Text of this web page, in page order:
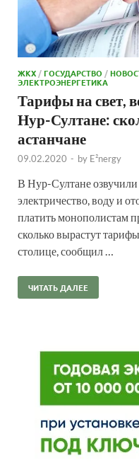
ЖКХ/ГОСУДАРСТВО /
ЭЛЕКТРОЭНЕРГЕТИКА
Тарифы на свет,
Нур-Султане:
астанчане
09.02.2020 - by E²nergy
В Нур-Султане
электричество, воду и
платить монополистам
сколько вырастут
столице, сообщил …
ЧИТАТЬ ДАЛЕЕ